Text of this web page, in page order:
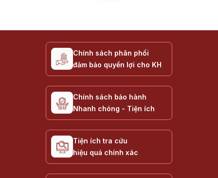
Chính sách phân phối
đảm bảo quyền lợi cho KH
Chính sách bảo hành
Nhanh chóng - Tiện ích
Tiện ích tra cứu
hiệu quả chính xác